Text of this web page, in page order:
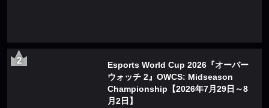
Esports World Cup 2026『オーバー
ウォッチ 2』OWCS: Midseason
Championship【2026年7月29日～8
月2日】